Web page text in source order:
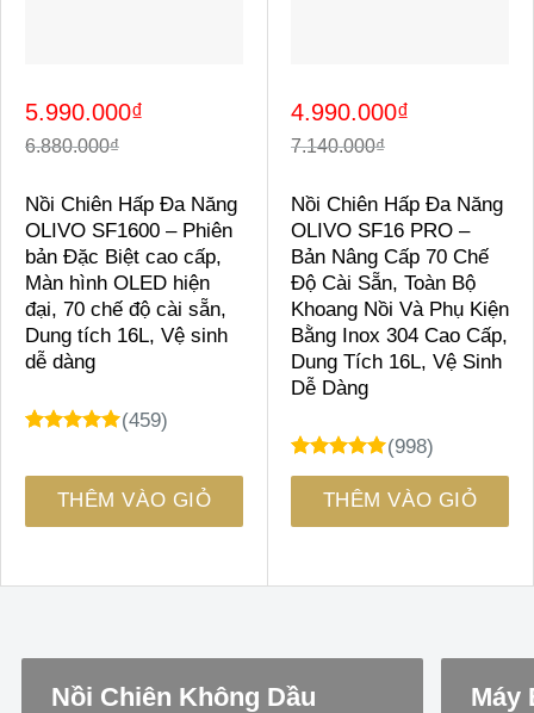
6.880.000₫
Giá
gốc
là:
6.880.000₫.
5.990.000₫
Giá
hiện
tại
là:
Nồi Chiên Hấp Đa Năng
OLIVO SF1600 – Phiên
bản Đặc Biệt cao cấp,
Màn hình OLED hiện
đại, 70 chế độ cài sẵn,
Dung tích 16L, Vệ sinh
dễ dàng
đánh giá
(459)
THÊM VÀO GIỎ
7.140.000₫
Giá
gốc
là:
7.140.000₫.
4.990.000₫
Giá
hiện
tại
là:
Nồi Chiên Hấp Đa Năng
OLIVO SF16 PRO –
Bản Nâng Cấp 70 Chế
Độ Cài Sẵn, Toàn Bộ
Khoang Nồi Và Phụ Kiện
Bằng Inox 304 Cao Cấp,
Dung Tích 16L, Vệ Sinh
Dễ Dàng
4.97trên 5
dựa trên
66
đánh giá
(998)
THÊM VÀO GIỎ
Nồi Chiên Không Dầu Máy